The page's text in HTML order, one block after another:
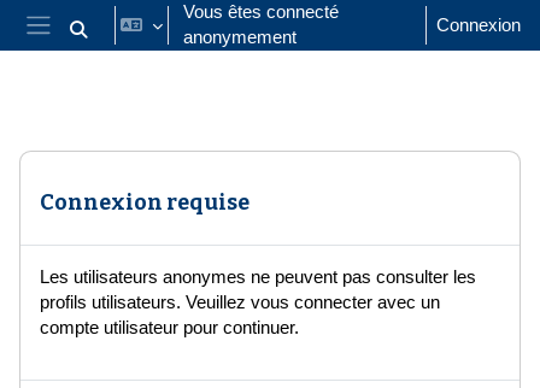
Passer au contenu principal
Panneau latéral
Activer/désactiver la saisie de recherche
Vous êtes connecté
anonymement
Connexion
Connexion requise
Les utilisateurs anonymes ne peuvent pas consulter les
profils utilisateurs. Veuillez vous connecter avec un
compte utilisateur pour continuer.